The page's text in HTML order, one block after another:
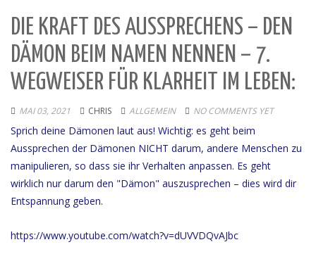
DIE KRAFT DES AUSSPRECHENS – DEN
DÄMON BEIM NAMEN NENNEN – 7.
WEGWEISER FÜR KLARHEIT IM LEBEN:
MAI 03, 2021 CHRIS ALLGEMEIN NO COMMENTS YET
Sprich deine Dämonen laut aus! Wichtig: es geht beim
Aussprechen der Dämonen NICHT darum, andere Menschen zu
manipulieren, so dass sie ihr Verhalten anpassen. Es geht
wirklich nur darum den "Dämon" auszusprechen – dies wird dir
Entspannung geben.
https://www.youtube.com/watch?v=dUVVDQvAJbc